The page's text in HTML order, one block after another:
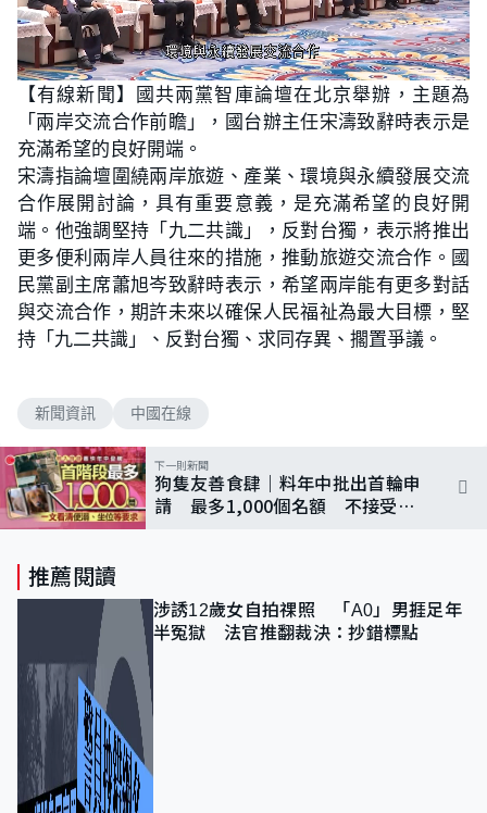
U
n
m
u
t
e
L
o
a
d
e
d
:
5
8
.
8
2
%
【有線新聞】國共兩黨智庫論壇在北京舉辦，主題為
「兩岸交流合作前瞻」，國台辦主任宋濤致辭時表示是
充滿希望的良好開端。
宋濤指論壇圍繞兩岸旅遊、產業、環境與永續發展交流
合作展開討論，具有重要意義，是充滿希望的良好開
端。他強調堅持「九二共識」，反對台獨，表示將推出
更多便利兩岸人員往來的措施，推動旅遊交流合作。國
民黨副主席蕭旭岑致辭時表示，希望兩岸能有更多對話
與交流合作，期許未來以確保人民福祉為最大目標，堅
持「九二共識」、反對台獨、求同存異、擱置爭議。
新聞資訊 中國在線
下一則新聞
狗隻友善食肆｜料年中批出首輪申
請 最多1,000個名額 不接受火
推薦閱讀
涉誘12歲女自拍祼照 「A0」男捱足年
半冤獄 法官推翻裁決：抄錯標點